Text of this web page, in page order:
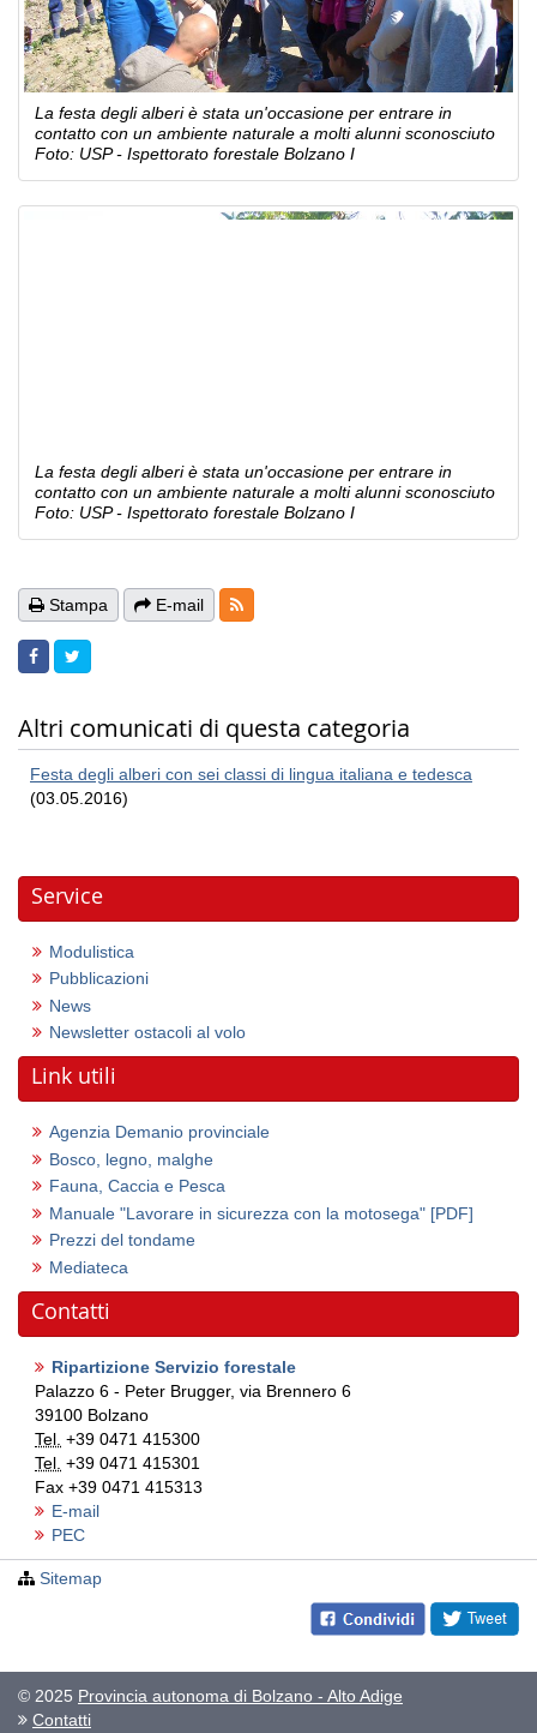
La festa degli alberi è stata un'occasione per entrare in
contatto con un ambiente naturale a molti alunni sconosciuto
Foto: USP - Ispettorato forestale Bolzano I
La festa degli alberi è stata un'occasione per entrare in
contatto con un ambiente naturale a molti alunni sconosciuto
Foto: USP - Ispettorato forestale Bolzano I
Stampa E-mail RSS-Feeds
Altri comunicati di questa categoria
Festa degli alberi con sei classi di lingua italiana e tedesca
(03.05.2016)
Service
Modulistica
Pubblicazioni
News
Newsletter ostacoli al volo
Link utili
Agenzia Demanio provinciale
Bosco, legno, malghe
Fauna, Caccia e Pesca
Manuale "Lavorare in sicurezza con la motosega" [PDF]
Prezzi del tondame
Mediateca
Contatti
Ripartizione Servizio forestale
Palazzo 6 - Peter Brugger, via Brennero 6
39100 Bolzano
Tel. +39 0471 415300
Tel. +39 0471 415301
Fax +39 0471 415313
E-mail
PEC
Sitemap
© 2025 Provincia autonoma di Bolzano - Alto Adige
Contatti